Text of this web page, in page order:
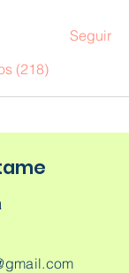
Seguir
(218)